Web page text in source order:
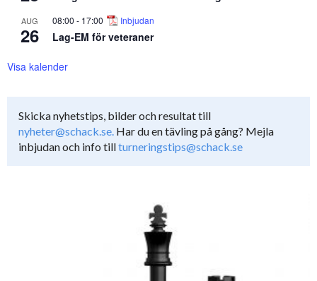
AUG
26
08:00 - 17:00 Inbjudan
Lag-EM för veteraner
Visa kalender
Skicka nyhetstips, bilder och resultat till
nyheter@schack.se. Har du en tävling på gång? Mejla
inbjudan och info tillturneringstips@schack.se